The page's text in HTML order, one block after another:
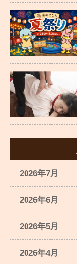
2026年7月
2026年6月
2026年5月
2026年4月